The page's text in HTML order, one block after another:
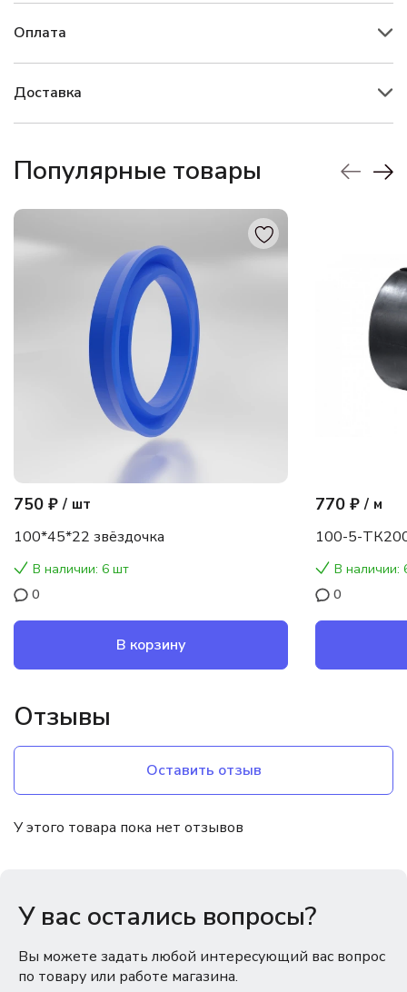
Оплата
Доставка
Популярные товары
750 ₽ / шт
100*45*22 звёздочка
В наличии: 6 шт
0
В корзину
770 ₽ / м
100-5-
В наличии:
0
Отзывы
Оставить отзыв
У этого товара пока нет отзывов
У вас остались вопросы?
Вы можете задать любой интересующий вас вопрос
по товару или работе магазина.